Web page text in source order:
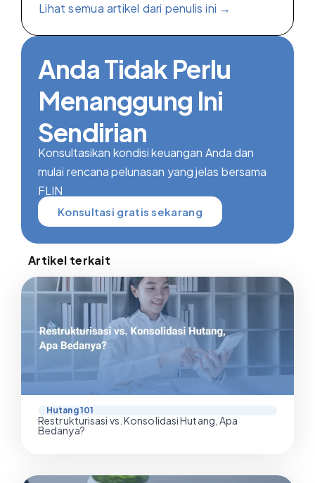
Lihat semua artikel dari penulis ini →
Anda Tidak Perlu
Menanggung Ini
Sendirian
Konsultasikan kondisi keuangan Anda dan
mulai rencana pelunasan yang jelas bersama
FLIN
Konsultasi gratis sekarang
Artikel terkait
Hutang 101
Restrukturisasi vs. Konsolidasi Hutang, Apa
Bedanya?